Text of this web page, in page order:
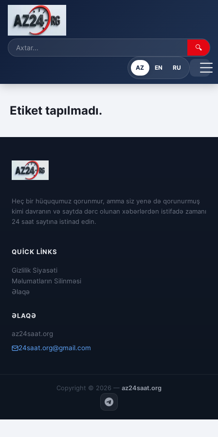
🔍
AZ EN RU
Etiket tapılmadı.
Heç bir hüququmuz qorunmur, amma siz yenə də qorunurmuş
kimi davranın və saytda dərc olunan xəbərlərdən istifadə zamanı
24 saat saytına istinad edin.
QUICK LINKS
Gizlilik Siyasəti
Məlumatların Silinməsi
Əlaqə
ƏLAQƏ
az24saat.org
24saat.org@gmail.com
Copyright © 2026 — az24saat.org